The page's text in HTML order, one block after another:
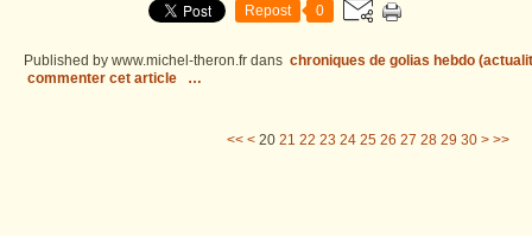
Repost 0
Published by www.michel-theron.fr dans chroniques de golias hebdo
commenter cet article
…
<< < 10
20 21 22 23 24 25 26 27 28 29 30 40
50
60
70
80
90
100
200
300
> >>